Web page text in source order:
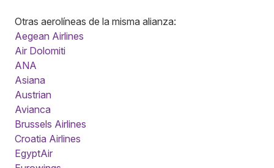
Otras aerolíneas de la misma alianza:
Aegean Airlines
Air Dolomiti
ANA
Asiana
Austrian
Avianca
Brussels Airlines
Croatia Airlines
EgyptAir